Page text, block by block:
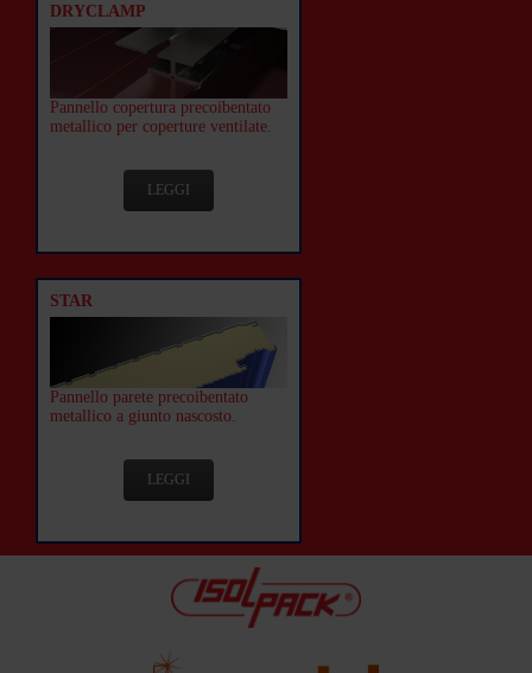
DRYCLAMP
Pannello copertura precoibentato
metallico per coperture ventilate.
LEGGI
STAR
Pannello parete precoibentato
metallico a giunto nascosto.
LEGGI